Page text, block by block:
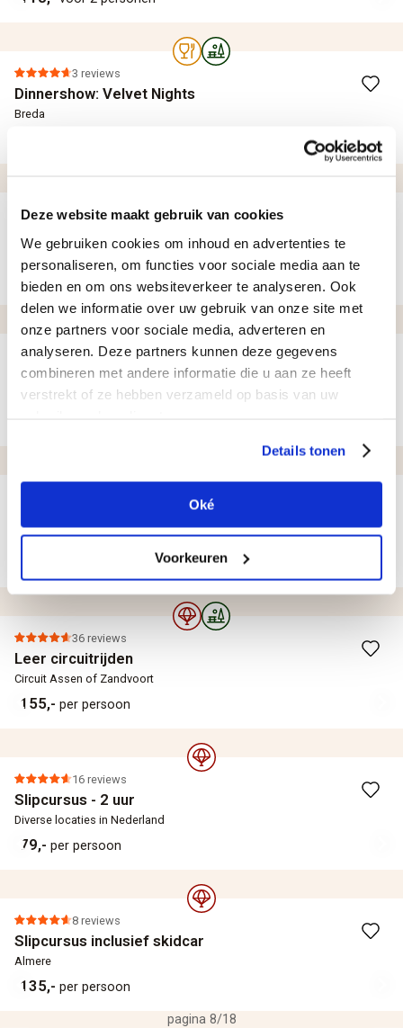
Deze website maakt gebruik van cookies
We gebruiken cookies om inhoud en advertenties te
personaliseren, om functies voor sociale media aan te
bieden en om ons websiteverkeer te analyseren. Ook
delen we informatie over uw gebruik van onze site met
onze partners voor sociale media, adverteren en
analyseren. Deze partners kunnen deze gegevens
combineren met andere informatie die u aan ze heeft
verstrekt of ze hebben verzameld op basis van uw
Details tonen
Oké
Voorkeuren
3 reviews
Dinnershow: Velvet Nights
Breda
313 reviews
Minicursus circuitracen
Diverse circuits NL
179,-155,- per persoon
26 reviews
Workshop: Parfum maken
Amsterdam
Amsterdam
36 reviews
Leer circuitrijden
Circuit Assen of Zandvoort
155,- per persoon
16 reviews
Slipcursus - 2 uur
Diverse locaties in Nederland
79,- per persoon
8 reviews
Slipcursus inclusief skidcar
Almere
135,- per persoon
pagina 8/18